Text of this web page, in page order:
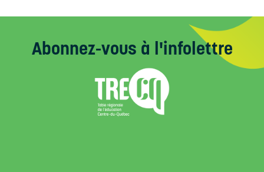
Abonnez-vous à l'infolettre